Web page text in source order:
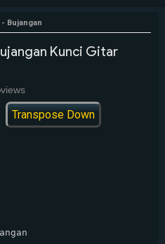
- Bujangan
Kunci Gitar
views
Transpose Down